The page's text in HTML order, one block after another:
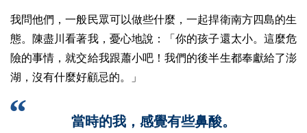
我問他們，一般民眾可以做些什麼，一起捍衛南方四島的生
態。
陳盡川看著我，憂心地說：「你的孩子還太小。這麼危
險的事情，就交給我跟蕭小吧！我們的後半生都奉獻給了澎
湖，沒有什麼好顧忌的。」
當時的我，感覺有些鼻酸。